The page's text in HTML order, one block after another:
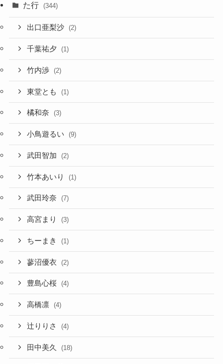
た行 (344)
出口亜梨沙 (2)
千葉祐夕 (1)
竹内渉 (2)
東堂とも (1)
橘和奈 (3)
小鳥遊るい (9)
武田智加 (2)
竹本あいり (1)
武田玲奈 (7)
高宮まり (3)
ちーまき (1)
蓼沼優衣 (2)
豊島心桜 (4)
高橋凛 (4)
辻りりさ (4)
田中美久 (18)